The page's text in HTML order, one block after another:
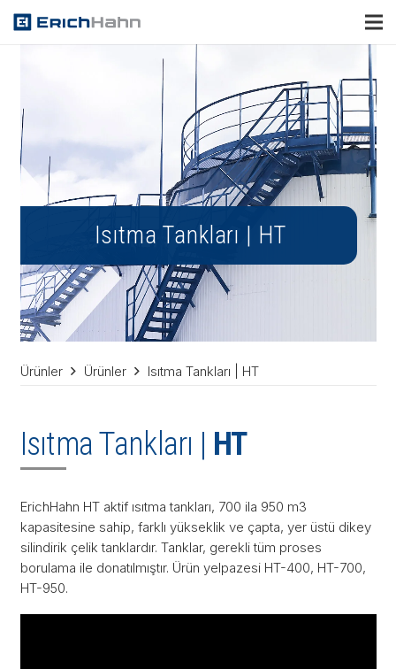
Isıtma Tankları | HT
Ürünler Ürünler Isıtma Tankları | HT
Isıtma Tankları | HT
ErichHahn HT aktif ısıtma tankları, 700 ila 950 m3
kapasitesine sahip, farklı yükseklik ve çapta, yer üstü dikey
silindirik çelik tanklardır. Tanklar, gerekli tüm proses
borulama ile donatılmıştır. Ürün yelpazesi HT-400, HT-700,
HT-950.